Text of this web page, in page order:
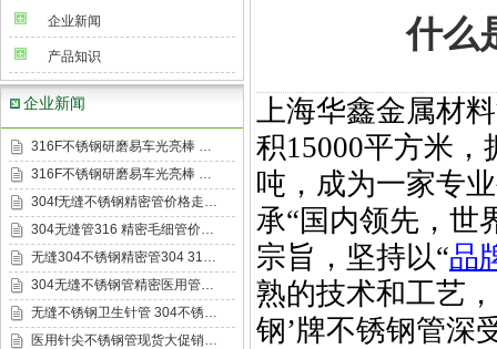
企业新闻
产品知识
企业新闻
316F不锈钢研磨易车光亮棒 …
316F不锈钢研磨易车光亮棒 …
304f无缝不锈钢精密管价格走…
304无缝管316 精密毛细管价…
无缝304不锈钢精密管304 31…
304无缝不锈钢管精密医用管…
无缝不锈钢卫生针管 304不锈…
医用针尖不锈钢管现货大促销…
什么
上海华鑫金属材
积15000平方米，
吨，成为一家专
承“国内领先，世
宗旨，坚持以“品
熟的技术和工艺
钢’牌不锈钢管深